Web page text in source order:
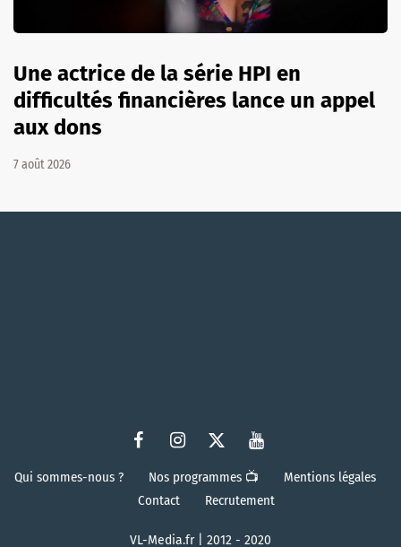
Une actrice de la série HPI en
difficultés financières lance un appel
aux dons
7 août 2026
Qui sommes-nous ? Nos programmes 📺
Mentions légales
Contact
Recrutement
VL-Media.fr | 2012 - 2020